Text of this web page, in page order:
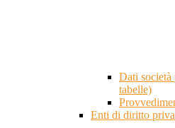
Dati società
tabelle)
Enti di diritto